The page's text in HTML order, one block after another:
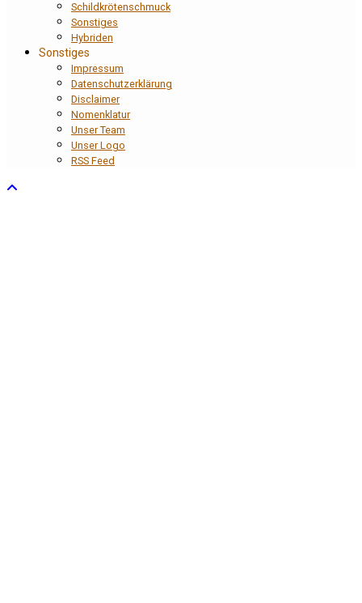
Schildkrötenschmuck
Sonstiges
Hybriden
Sonstiges
Impressum
Datenschutzerklärung
Disclaimer
Nomenklatur
Unser Team
Unser Logo
RSS Feed